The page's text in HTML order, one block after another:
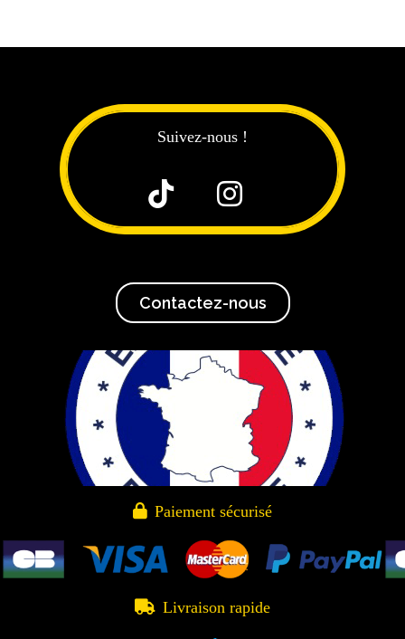
Suivez-nous !
 
Contactez-nous
 Paiement sécurisé
 Livraison rapide